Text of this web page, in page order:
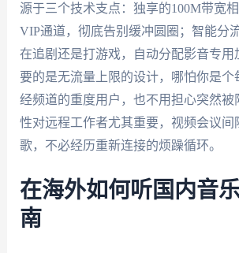
源于三个技术支点：独享的100M带宽
VIP通道，彻底告别缓冲圆圈；智能分
在追剧还是打游戏，自动分配影音专用
要的是无流量上限的设计，哪怕你是个
经频道的重度用户，也不用担心突然被
性对远程工作者尤其重要，视频会议间
歌，不必经历重新连接的烦躁循环。
在海外如何听国内音
南